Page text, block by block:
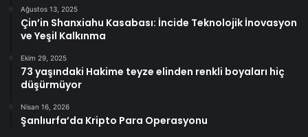
Ağustos 13, 2025
Çin’in Shanxiahu Kasabası: İncide Teknolojik İnovasyon
ve Yeşil Kalkınma
Ekim 29, 2025
73 yaşındaki Hakime teyze elinden renkli boyaları hiç
düşürmüyor
Nisan 16, 2026
Şanlıurfa’da Kripto Para Operasyonu